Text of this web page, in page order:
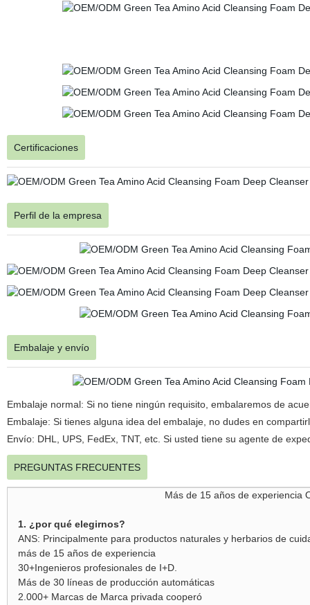
Certificaciones
Perfil de la empresa
Embalaje y envío
Embalaje normal: Si no tiene ningún requisito, embalaremos de
Embalaje: Si tienes alguna idea del embalaje, no dudes en
Envío: DHL, UPS, FedEx, TNT, etc. Si usted tiene su agente de
PREGUNTAS FRECUENTES
Más de 15 años de experiencia
1. ¿por qué elegirnos?
ANS: Principalmente para productos naturales y herbarios de
más de 15 años de experiencia
30+Ingenieros profesionales de I+D.
Más de 30 líneas de producción automáticas
2.000+ Marcas de Marca privada cooperó